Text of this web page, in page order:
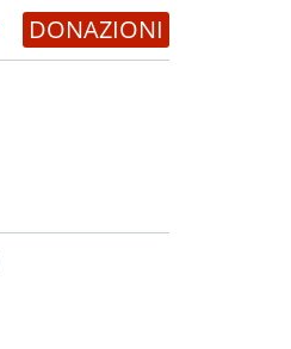
DONAZIONI